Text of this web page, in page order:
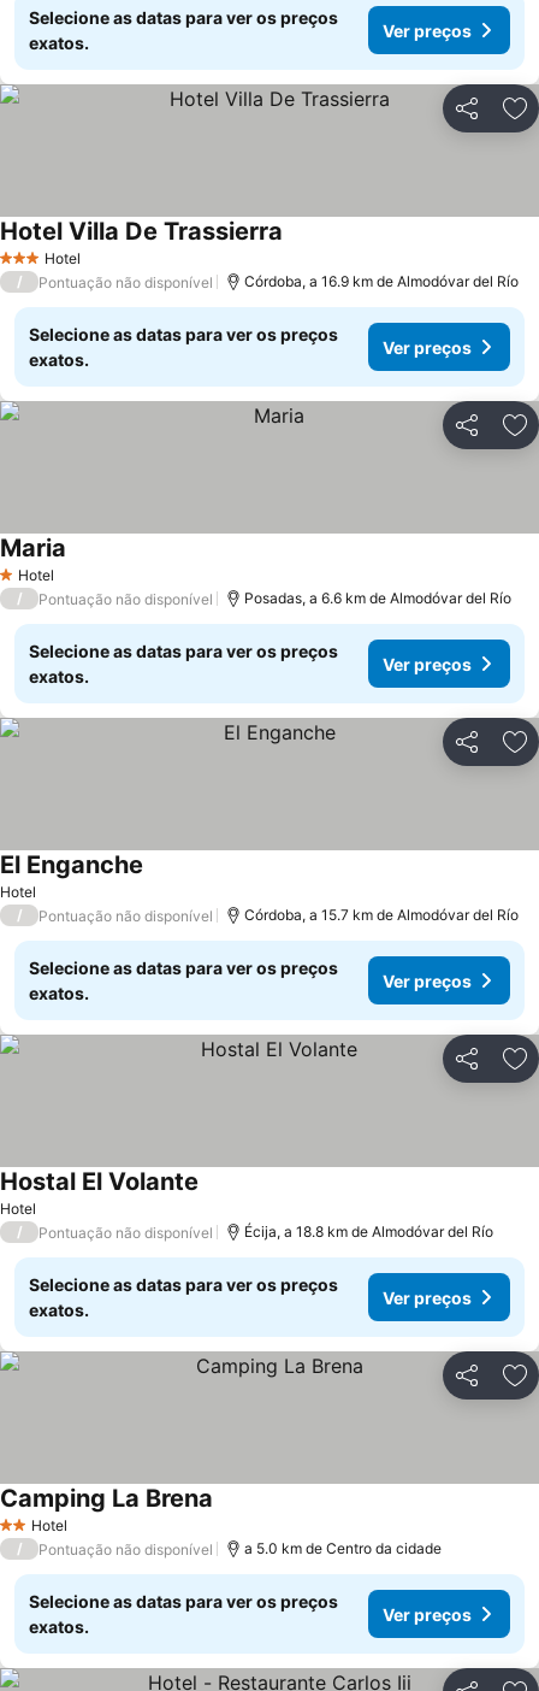
Selecione as datas para ver os preços
exatos.
Ver preços
Partilhar
3 EstrelasHotel
Hotel Villa De Trassierra
/ Pontuação não disponível Córdoba, a 16.9 km de Almodóvar del Río
Selecione as datas para ver os preços
exatos.
Ver preços
Partilhar
1 Estrelas
Hotel
Maria
/ Pontuação não disponível Posadas, a 6.6 km de Almodóvar del Río
Selecione as datas para ver os preços
exatos.
Ver preços
Partilhar
Hotel
El Enganche
/ Pontuação não disponível Córdoba, a 15.7 km de Almodóvar del Río
Selecione as datas para ver os preços
exatos.
Ver preços
Partilhar
Hotel
Hostal El Volante
/ Pontuação não disponível Écija, a 18.8 km de Almodóvar del Río
Selecione as datas para ver os preços
exatos.
Ver preços
Partilhar
2 Estrelas
Hotel
Camping La Brena
/ Pontuação não disponível a 5.0 km de Centro da cidade
Selecione as datas para ver os preços
exatos.
Ver preços